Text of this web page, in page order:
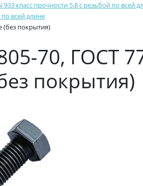
класс прочности 5.8 с резьбой по всей
всей длине
(без покрытия)
70, ГОСТ
покрытия)